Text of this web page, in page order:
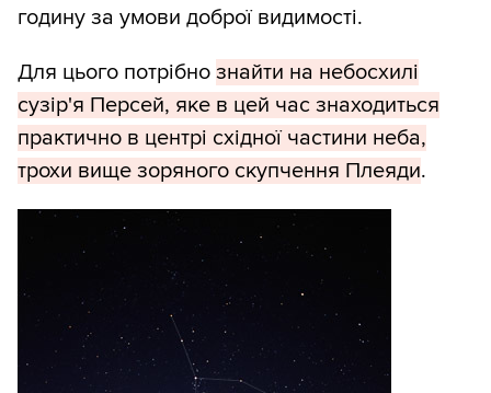
годину за умови доброї видимості.
Для цього потрібно знайти на небосхилі
сузір'я Персей, яке в цей час знаходиться
практично в центрі східної частини неба,
трохи вище зоряного скупчення Плеяди.